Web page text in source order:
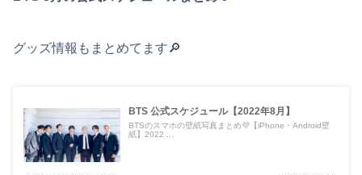
グッズ情報もまとめてます🔎
BTS 公式スケジュール【2022年8月】
BTSのスマホの壁紙写真まとめ💜【iPhone・Android壁
紙】2022 ...